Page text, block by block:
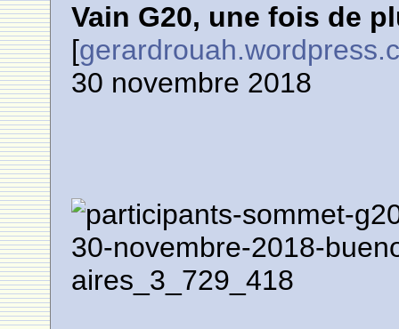
Vain G20, une fois de
[
30 novembre 2018